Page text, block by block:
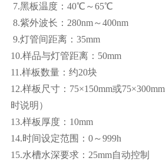
7.黑板温度：40℃～65℃
8.紫外波长：280nm～400nm
9.灯管间距离：35mm
10.样品与灯管距离：50mm
11.样板数量：约20块
12.样板尺寸：75×150mm或
时说明）
13.样板厚度：10mm
14.时间设定范围：0～999h
15.水槽水深要求：25mm自动控制